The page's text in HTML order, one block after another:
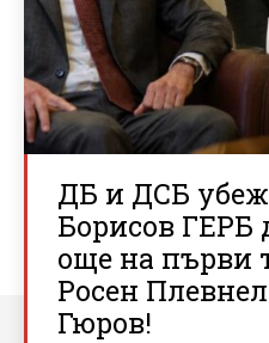
ДБ и ДСБ
Борисов ГЕРБ
още на първи
Росен
Гюров!